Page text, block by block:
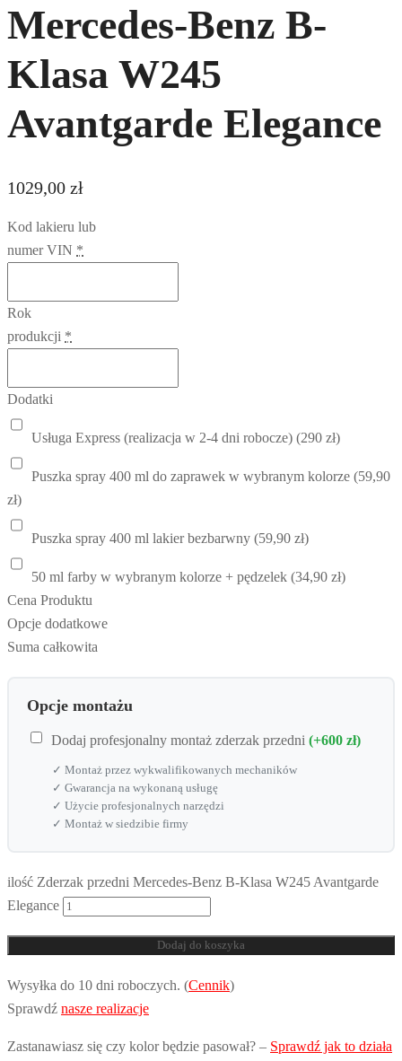
Mercedes-Benz B-
Klasa W245
Avantgarde Elegance
1029,00 zł
Kod lakieru lub
numer VIN *
Rok
produkcji *
Dodatki
Usługa Express (realizacja w 2-4 dni robocze) (290 zł)
Puszka spray 400 ml do zaprawek w wybranym kolorze (59,90
zł)
Puszka spray 400 ml lakier bezbarwny (59,90 zł)
50 ml farby w wybranym kolorze + pędzelek (34,90 zł)
Cena Produktu
Opcje dodatkowe
Suma całkowita
Opcje montażu
Dodaj profesjonalny montaż zderzak przedni (+600 zł)
✓ Montaż przez wykwalifikowanych mechaników
✓ Gwarancja na wykonaną usługę
✓ Użycie profesjonalnych narzędzi
✓ Montaż w siedzibie firmy
ilość Zderzak przedni Mercedes-Benz B-Klasa W245 Avantgarde
Elegance
Dodaj do koszyka
Wysyłka do 10 dni roboczych. (Cennik)
Sprawdź nasze realizacje
Zastanawiasz się czy kolor będzie pasował? – Sprawdź jak to działa